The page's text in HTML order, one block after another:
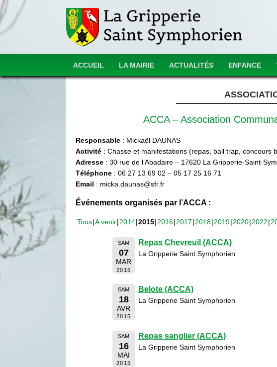
ACCUEIL LA MAIRIE ACTUALITÉS ENFANCE
ACCA – Association
Responsable : Mickaël DAUNAS
Activité : Chasse et manifestations (repas, ball trap, concours
Adresse : 30 rue de l’Abadaire – 17620 La Gripperie-Saint-
Téléphone : 06 27 13 69 02 – 05 17 25 16 71
Email : micka.daunas@sfr.fr
Événements organisés par l’ACCA :
Tous A venir 2014 2015 2016 2017 2018 2019 2020 2022
SAM
07
MAR
2015
Repas Chevreuil (ACCA)
La Gripperie Saint Symphorien
SAM
18
AVR
2015
Belote (ACCA)
La Gripperie Saint Symphorien
SAM
16
MAI
2015
Repas sanglier (ACCA)
La Gripperie Saint Symphorien